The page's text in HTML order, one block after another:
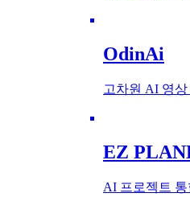
OdinAi
고차원 AI 영상
EZ
AI 프로젝트